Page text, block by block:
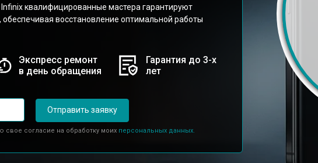
квалифицированные мастера гарантируют
восстановление оптимальной работы
Экспресс ремонт
в день обращения
Гарантия до 3-х
лет
Отправить заявку
свое согласие на обработку моих персональных данных.